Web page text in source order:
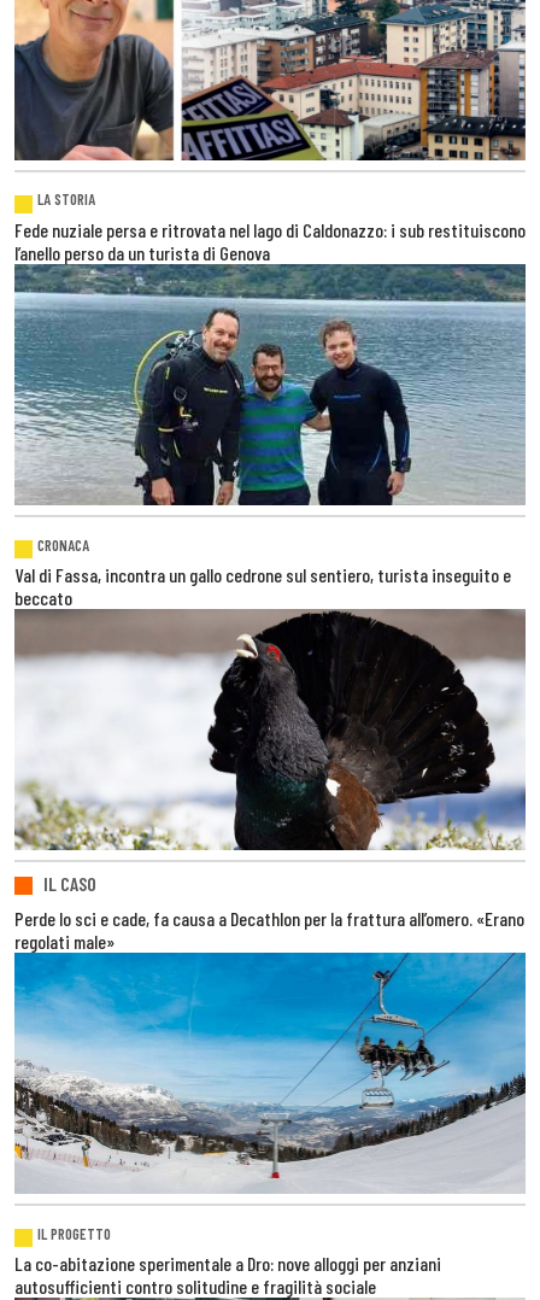
LA STORIA
Fede nuziale persa e ritrovata nel lago di Caldonazzo: i sub restituiscono
l’anello perso da un turista di Genova
CRONACA
Val di Fassa, incontra un gallo cedrone sul sentiero, turista inseguito e
beccato
IL CASO
Perde lo sci e cade, fa causa a Decathlon per la frattura all’omero. «Erano
regolati male»
IL PROGETTO
La co-abitazione sperimentale a Dro: nove alloggi per anziani
autosufficienti contro solitudine e fragilità sociale